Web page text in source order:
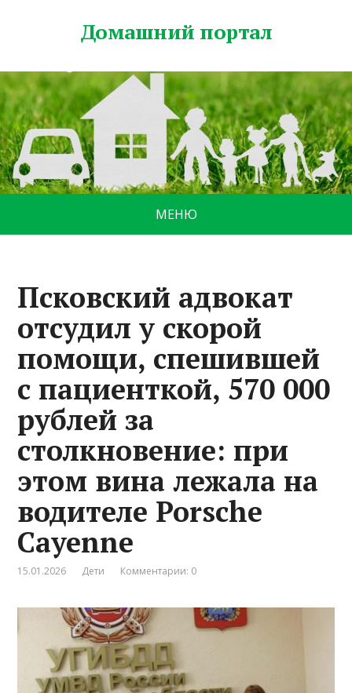
Домашний портал
МЕНЮ
Псковский адвокат
отсудил у скорой
помощи, спешившей
с пациенткой, 570 000
рублей за
столкновение: при
этом вина лежала на
водителе Porsche
Cayenne
15.01.2026 Дети Комментарии: 0